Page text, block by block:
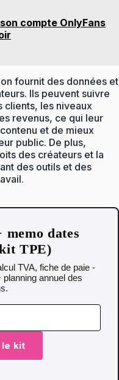
compte OnlyFans
fournit des données et
Ils peuvent suivre
clients, les niveaux
revenus, ce qui leur
et de mieux
public. De plus,
des créateurs et la
des outils et des
memo dates
TPE)
TVA, fiche de paie -
annuel des
kit